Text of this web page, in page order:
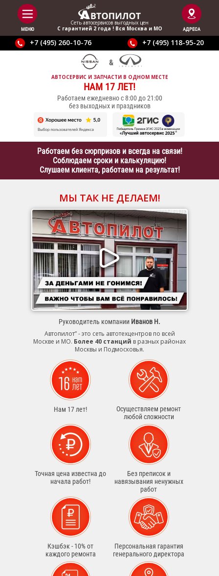
МЕНЮ
Сеть автосервисов выгодныx цен
С гарантией 2 года ! Вся Москва и МО
АДРЕСА
+7 (495) 260-10-76 +7 (495) 118-95-20
АВТОСЕРВИС И ЗАПЧАСТИ В ОДНОМ МЕСТЕ
НАМ 17 ЛЕТ!
Работаем ежедневно с 8:00 до 21:00
без выходных и праздников
Работаем без сюрпризов и всегда на связи!
Соблюдаем сроки и калькуляцию!
Слушаем клиента, работаем на результат!
МЫ ТАК НЕ ДЕЛАЕМ!
Руководитель компании Иванов Н.
Автопилот” - это сеть автотехцентров по всей
Москве и МО. Более 40 станций в разных районах
Москвы и Подмосковья.
Нам 17 лет!
Осуществляем ремонт
любой сложности
Точная цена известна до
начала работ!
Без преписок и
навязывания ненужных
работ
Кэшбэк - 10% от
каждого ремонта
Персональная гарантия
генерального директора